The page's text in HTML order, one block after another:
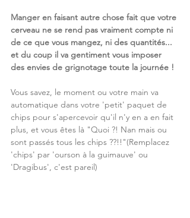
Manger en faisant autre chose fait que votre
cerveau ne se rend pas vraiment compte ni
de ce que vous mangez, ni des quantités...
et du coup il va gentiment vous imposer
des envies de grignotage toute la journée !
Vous savez, le moment ou votre main va
automatique dans votre 'petit' paquet de
chips pour s'apercevoir qu'il n'y en a en fait
plus, et vous êtes là "Quoi ?! Nan mais ou
sont passés tous les chips ??!!"(Remplacez
'chips' par 'ourson à la guimauve' ou
'Dragibus', c'est pareil)